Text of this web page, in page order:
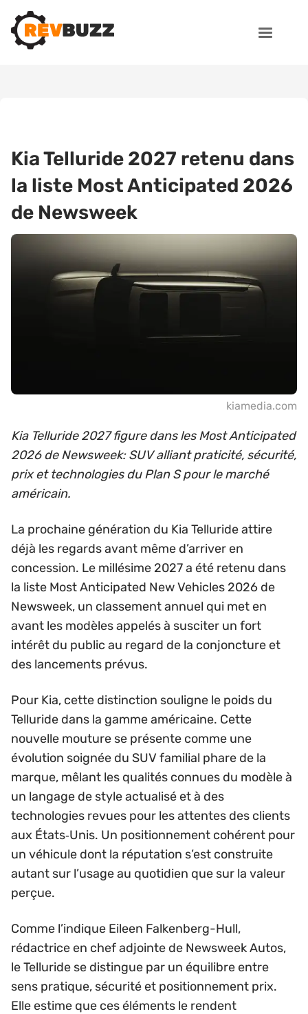
Kia Telluride 2027 retenu dans
la liste Most Anticipated 2026
de Newsweek
kiamedia.com
Kia Telluride 2027 figure dans les Most Anticipated
2026 de Newsweek: SUV alliant praticité, sécurité,
prix et technologies du Plan S pour le marché
américain.
La prochaine génération du Kia Telluride attire
déjà les regards avant même d’arriver en
concession. Le millésime 2027 a été retenu dans
la liste Most Anticipated New Vehicles 2026 de
Newsweek, un classement annuel qui met en
avant les modèles appelés à susciter un fort
intérêt du public au regard de la conjoncture et
des lancements prévus.
Pour Kia, cette distinction souligne le poids du
Telluride dans la gamme américaine. Cette
nouvelle mouture se présente comme une
évolution soignée du SUV familial phare de la
marque, mêlant les qualités connues du modèle à
un langage de style actualisé et à des
technologies revues pour les attentes des clients
aux États‑Unis. Un positionnement cohérent pour
un véhicule dont la réputation s’est construite
autant sur l’usage au quotidien que sur la valeur
perçue.
Comme l’indique Eileen Falkenberg-Hull,
rédactrice en chef adjointe de Newsweek Autos,
le Telluride se distingue par un équilibre entre
sens pratique, sécurité et positionnement prix.
Elle estime que ces éléments le rendent